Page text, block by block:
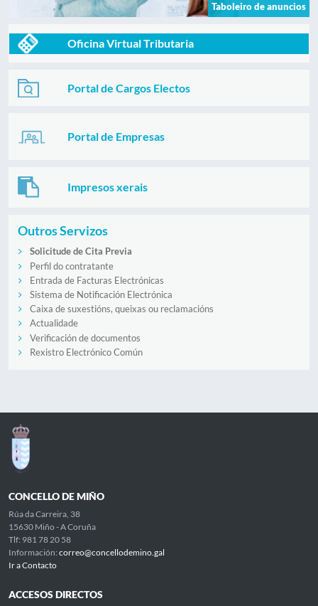
Taboleiro de anuncios
Oficina Virtual Tributaria
Portal de Cargos Electos
Portal de Empresas
Impresos xerais
Outros Servizos
Solicitude de Cita Previa
Perfil do contratante
Entrada de Facturas Electrónicas
Sistema de Notificación Electrónica
Caixa de suxestións, queixas ou reclamacións
Actualidade
Verificación de documentos
Rexistro Electrónico Común
CONCELLO DE MIÑO
Rúa da Carreira, 38
15630 Miño - A Coruña
Tlf: 981 78 20 58
Información: correo@concellodemino.gal
Ir a Contacto
ACCESOS DIRECTOS